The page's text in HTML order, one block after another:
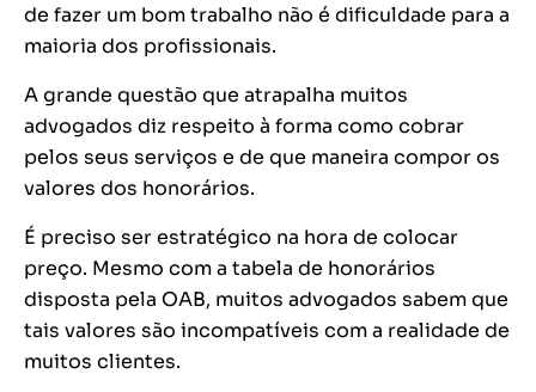
de fazer um bom trabalho não é dificuldade para a
maioria dos profissionais.
A grande questão que atrapalha muitos
advogados diz respeito à forma como cobrar
pelos seus serviços e de que maneira compor os
valores dos honorários.
É preciso ser estratégico na hora de colocar
preço. Mesmo com a tabela de honorários
disposta pela OAB, muitos advogados sabem que
tais valores são incompatíveis com a realidade de
muitos clientes.